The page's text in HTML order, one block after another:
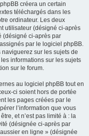
créera un certain
téléchargés dans les
ordinateur. Les deux
utilisateur (désigné ci-après
(désigné ci-après par
par le logiciel phpBB.
sur les sujets de
informations sur les sujets
sur le forum.
au logiciel phpBB tout en
ci soient hors de portée
les pages créées par le
l’information que vous
et n’est pas limité à : la
(désignée ci-après par
en ligne » (désignée